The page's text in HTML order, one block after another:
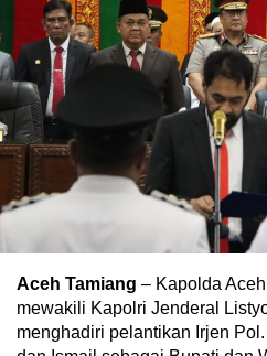
Aceh Tamiang – Kapolda
mewakili Kapolri Jenderal
menghadiri pelantikan Irjen